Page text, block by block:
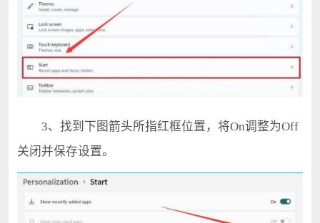
3、找到下图箭头所指红框位置，将On调整为Off
关闭并保存设置。